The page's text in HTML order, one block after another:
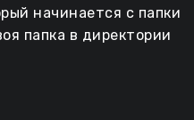
начинается с папки
папка в директории